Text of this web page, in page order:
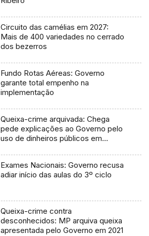
Circuito das camélias em 2027:
Mais de 400 variedades no cerrado
dos bezerros
Fundo Rotas Aéreas: Governo
garante total empenho na
implementação
Queixa-crime arquivada: Chega
pede explicações ao Governo pelo
uso de dinheiros públicos em
Exames Nacionais: Governo recusa
adiar início das aulas do 3º ciclo
Queixa-crime contra
desconhecidos: MP arquiva queixa
apresentada pelo Governo em 2021